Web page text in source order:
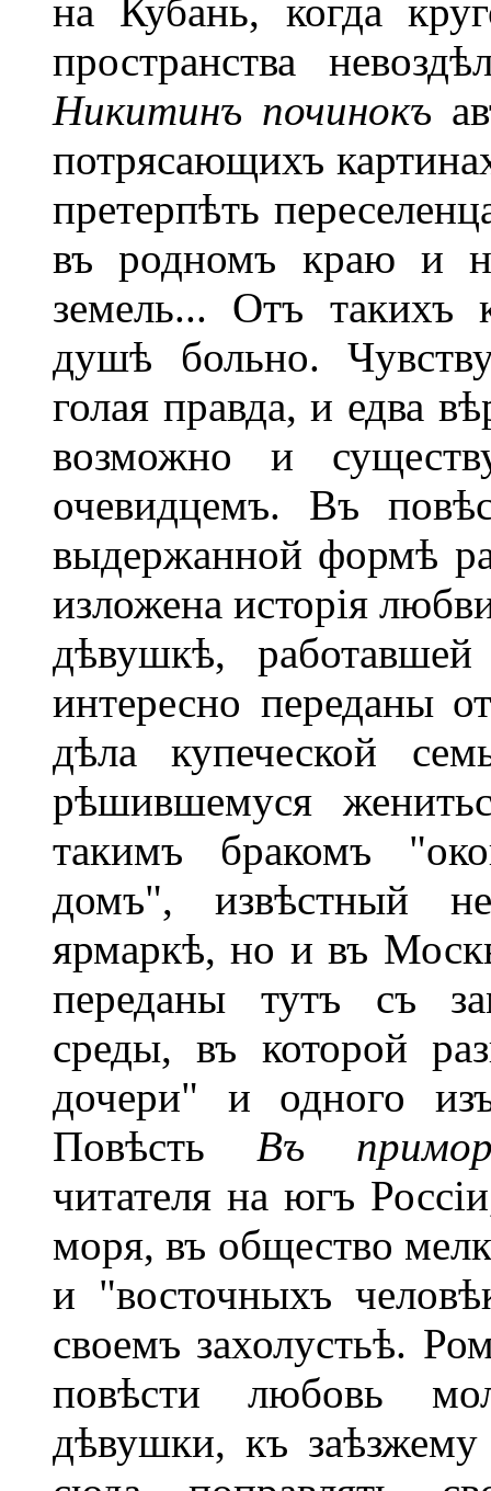
на Кубань, когда
пространства
Никитинъ починокъ
потрясающихъ
претерпѣть
въ родномъ краю и
земель... Отъ такихъ
душѣ больно.
голая правда, и едва
возможно и
очевидцемъ. Въ
выдержанной формѣ
изложена исторія
дѣвушкѣ,
интересно переданы
дѣла купеческой
рѣшившемуся
такимъ бракомъ
домъ", извѣстный
ярмаркѣ, но и въ
переданы тутъ съ
среды, въ которой
дочери" и одного
Повѣсть Въ
читателя на югъ
моря, въ общество
и "восточныхъ
своемъ захолустьѣ.
повѣсти любовь
дѣвушки, къ